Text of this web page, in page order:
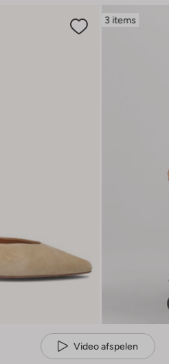
3 items
Video afspelen